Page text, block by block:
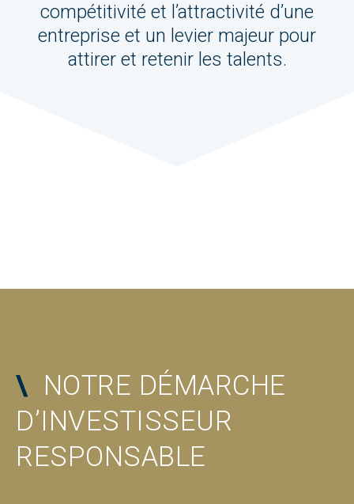
compétitivité et l’attractivité d’une
entreprise et un levier majeur pour
attirer et retenir les talents.
\ NOTRE DÉMARCHE
D’INVESTISSEUR
RESPONSABLE